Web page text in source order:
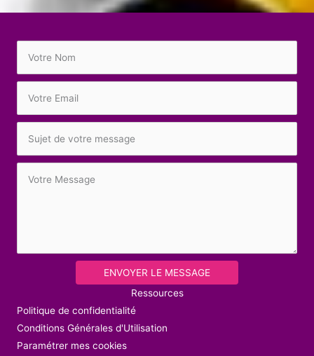
ENVOYER LE MESSAGE
Ressources
Politique de confidentialité
Conditions Générales d'Utilisation
Paramétrer mes cookies